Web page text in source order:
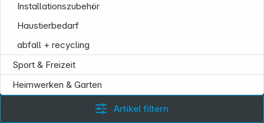
Installationszubehör
Haustierbedarf
abfall + recycling
Sport & Freizeit
Heimwerken & Garten
Artikel filtern